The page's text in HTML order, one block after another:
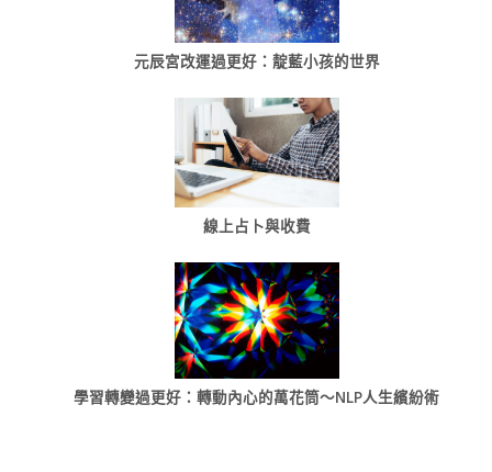
元辰宮改運過更好：靛藍小孩的世界
線上占卜與收費
學習轉變過更好：轉動內心的萬花筒～NLP人生繽紛術